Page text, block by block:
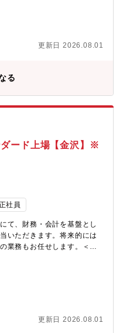
ネジメントを通じて、組織力
に貢献いただきます。経営
ら、事業成長をダイレクト
マネジメント・育成・KPI
客への提案活動および商談対
営層との連携■売上計画・予
業組織全体の生産性向上施策
」を開発し、属人
に挑戦している企業です■ス
切削加工機「TTMC」を
合領域へ事業拡大中今後は
本格進出を視野に入れてい
入れた経営体制構築中。
】■ARUMCODEとは多品
加工工程の自動プログラミ
ーション。図面1枚あたり1
AWARD デジタル大臣
を受賞。■ TTMCとは
ータ読み込みだけで切削加
工機。・スギノマシンの5軸
年に量産開始、2030年
更新日 2026.08.01
る
ード上場【金沢】※
社員
て、財務・会計を基盤とし
いただきます。将来的には
業務もお任せします。＜具
務申告■子会社決算内容のレ
準・社内ルールに基づく処理
料作成、質疑対応）【配属先
統括部グループ会社統括課
更新日 2026.08.01